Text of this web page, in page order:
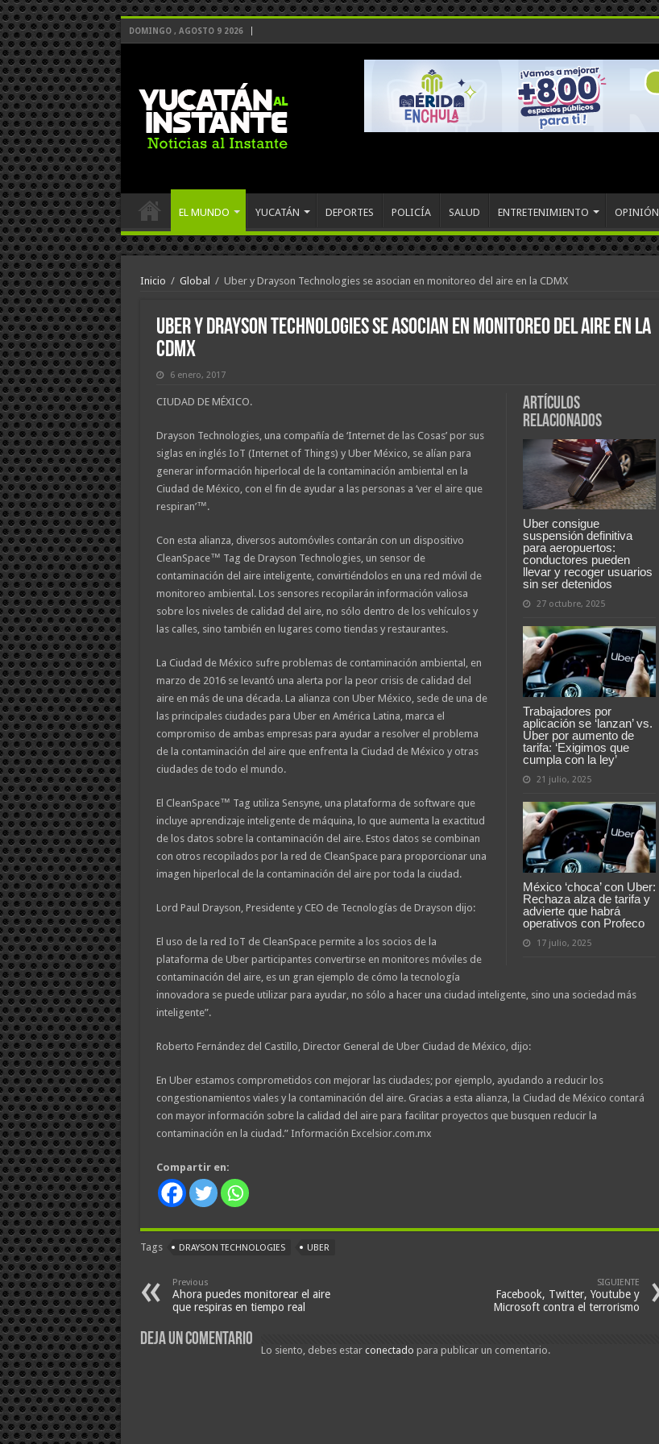
DOMINGO , AGOSTO 9 2026
EL MUNDO YUCATÁN DEPORTES POLICÍA SALUD ENTRETENIMIENTO OPINIÓN
Inicio / Global / Uber y Drayson Technologies se asocian en monitoreo del aire en la CDMX
Uber y Drayson Technologies se asocian en monitoreo del aire en la
CDMX
6 enero, 2017
Artículos
relacionados
Uber consigue
suspensión definitiva
para aeropuertos:
conductores pueden
llevar y recoger usuarios
sin ser detenidos
27 octubre, 2025
Trabajadores por
aplicación se ‘lanzan’ vs.
Uber por aumento de
tarifa: ‘Exigimos que
cumpla con la ley’
21 julio, 2025
México ‘choca’ con Uber:
Rechaza alza de tarifa y
advierte que habrá
operativos con Profeco
17 julio, 2025
CIUDAD DE MÉXICO.
Drayson Technologies, una compañía de ‘Internet de las Cosas’ por sus
siglas en inglés IoT (Internet of Things) y Uber México, se alían para
generar información hiperlocal de la contaminación ambiental en la
Ciudad de México, con el fin de ayudar a las personas a ‘ver el aire que
respiran’™.
Con esta alianza, diversos automóviles contarán con un dispositivo
CleanSpace™ Tag de Drayson Technologies, un sensor de
contaminación del aire inteligente, convirtiéndolos en una red móvil de
monitoreo ambiental. Los sensores recopilarán información valiosa
sobre los niveles de calidad del aire, no sólo dentro de los vehículos y
las calles, sino también en lugares como tiendas y restaurantes.
La Ciudad de México sufre problemas de contaminación ambiental, en
marzo de 2016 se levantó una alerta por la peor crisis de calidad del
aire en más de una década. La alianza con Uber México, sede de una de
las principales ciudades para Uber en América Latina, marca el
compromiso de ambas empresas para ayudar a resolver el problema
de la contaminación del aire que enfrenta la Ciudad de México y otras
ciudades de todo el mundo.
El CleanSpace™ Tag utiliza Sensyne, una plataforma de software que
incluye aprendizaje inteligente de máquina, lo que aumenta la exactitud
de los datos sobre la contaminación del aire. Estos datos se combinan
con otros recopilados por la red de CleanSpace para proporcionar una
imagen hiperlocal de la contaminación del aire por toda la ciudad.
Lord Paul Drayson, Presidente y CEO de Tecnologías de Drayson dijo:
El uso de la red IoT de CleanSpace permite a los socios de la
plataforma de Uber participantes convertirse en monitores móviles de
contaminación del aire, es un gran ejemplo de cómo la tecnología
innovadora se puede utilizar para ayudar, no sólo a hacer una ciudad inteligente, sino una sociedad más
inteligente”.
Roberto Fernández del Castillo, Director General de Uber Ciudad de México, dijo:
En Uber estamos comprometidos con mejorar las ciudades; por ejemplo, ayudando a reducir los
congestionamientos viales y la contaminación del aire. Gracias a esta alianza, la Ciudad de México contará
con mayor información sobre la calidad del aire para facilitar proyectos que busquen reducir la
contaminación en la ciudad.” Información Excelsior.com.mx
Compartir en:
Tags DRAYSON TECHNOLOGIES UBER
Previous
Ahora puedes monitorear el aire
que respiras en tiempo real
SIGUIENTE
Facebook, Twitter, Youtube y
Microsoft contra el terrorismo
Deja un comentario
Lo siento, debes estar conectado para publicar un comentario.